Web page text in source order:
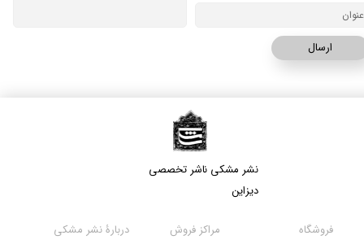
ارسال
نشر مشکی​​​​​​​ ناشر تخصصی
دیزاین
مراکز فروش
فروشگاه
دربارۀ نشر مشکی